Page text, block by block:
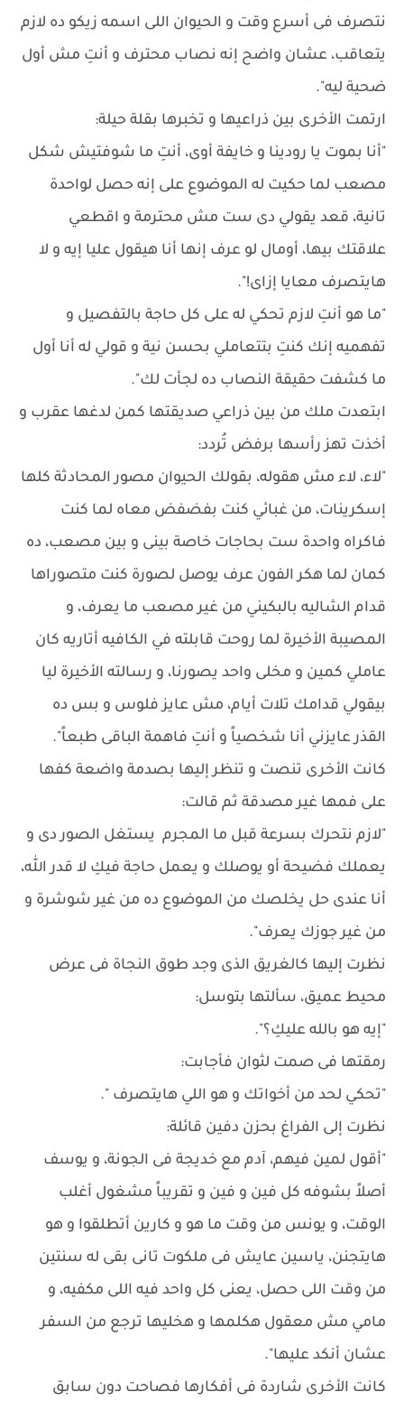
نتصرف فى أسرع وقت و الحيوان اللى اسمه زيكو ده لازم
يتعاقب، عشان واضح إنه نصاب محترف و أنتِ مش أول
ضحية ليه".
ارتمت الأخرى بين ذراعيها و تخبرها بقلة حيلة:
"أنا بموت يا رودينا و خايفة أوى، أنتِ ما شوفتيش شكل
مصعب لما حكيت له الموضوع على إنه حصل لواحدة
تانية، قعد يقولي دى ست مش محترمة و اقطعي
علاقتك بيها، أومال لو عرف إنها أنا هيقول عليا إيه و لا
هايتصرف معايا إزاى!".
"ما هو أنتِ لازم تحكي له على كل حاجة بالتفصيل و
تفهميه إنك كنتِ بتتعاملي بحسن نية و قولي له أنا أول
ما كشفت حقيقة النصاب ده لجأت لك".
ابتعدت ملك من بين ذراعي صديقتها كمن لدغها عقرب و
أخذت تهز رأسها برفض تُردد:
"لاء، لاء مش هقوله، بقولك الحيوان مصور المحادثة كلها
إسكرينات، من غبائي كنت بفضفض معاه لما كنت
فاكراه واحدة ست بحاجات خاصة بينى و بين مصعب، ده
كمان لما هكر الفون عرف يوصل لصورة كنت متصوراها
قدام الشاليه بالبكيني من غير مصعب ما يعرف، و
المصيبة الأخيرة لما روحت قابلته في الكافيه أتاريه كان
عاملي كمين و مخلى واحد يصورنا، و رسالته الأخيرة ليا
بيقولي قدامك تلات أيام، مش عايز فلوس و بس ده
القذر عايزني أنا شخصياً و أنتِ فاهمة الباقى طبعاً".
كانت الأخرى تنصت و تنظر إليها بصدمة واضعة كفها
على فمها غير مصدقة ثم قالت:
"لازم نتحرك بسرعة قبل ما المجرم يستغل الصور دى و
يعملك فضيحة أو يوصلك و يعمل حاجة فيكِ لا قدر الله،
أنا عندى حل يخلصك من الموضوع ده من غير شوشرة و
من غير جوزك يعرف".
نظرت إليها كالغريق الذى وجد طوق النجاة فى عرض
محيط عميق، سألتها بتوسل:
"إيه هو بالله عليكِ؟".
رمقتها فى صمت لثوان فأجابت:
"تحكي لحد من أخواتك و هو اللي هايتصرف ".
نظرت إلى الفراغ بحزن دفين قائلة:
"أقول لمين فيهم، آدم مع خديجة فى الجونة، و يوسف
أصلاً بشوفه كل فين و فين و تقريباً مشغول أغلب
الوقت، و يونس من وقت ما هو و كارين أتطلقوا و هو
هايتجنن، ياسين عايش فى ملكوت تانى بقى له سنتين
من وقت اللى حصل، يعنى كل واحد فيه اللى مكفيه، و
مامي مش معقول هكلمها و هخليها ترجع من السفر
عشان أنكد عليها".
كانت الأخرى شاردة فى أفكارها فصاحت دون سابق